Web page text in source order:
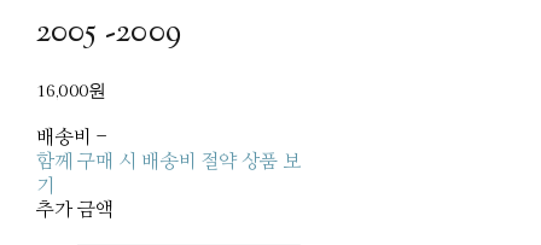
2005 -2009
16,000원
배송비 -
함께 구매 시 배송비 절약 상품 보
기
추가 금액